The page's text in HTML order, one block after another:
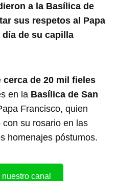
a la Basílica de
sus respetos al Papa
de su capilla
cerca de 20 mil fieles
en la Basílica de San
Francisco, quien
su rosario en las
homenajes póstumos.
canal